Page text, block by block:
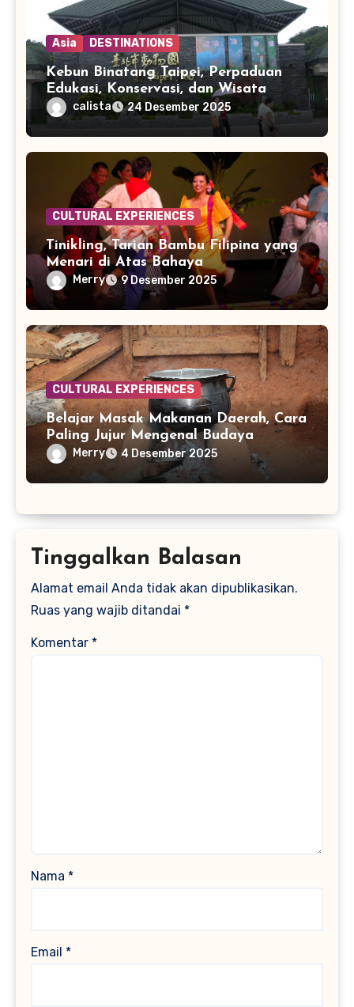
Asia DESTINATIONS
Kebun Binatang Taipei, Perpaduan
Edukasi, Konservasi, dan Wisata
Keluarga
calista 24 Desember 2025
CULTURAL EXPERIENCES
Tinikling, Tarian Bambu Filipina yang
Menari di Atas Bahaya
Merry 9 Desember 2025
CULTURAL EXPERIENCES
Belajar Masak Makanan Daerah, Cara
Paling Jujur Mengenal Budaya
Merry 4 Desember 2025
Tinggalkan Balasan
Alamat email Anda tidak akan dipublikasikan.
Ruas yang wajib ditandai *
Komentar *
Nama *
Email *